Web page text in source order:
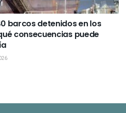
barcos detenidos en los
consecuencias puede